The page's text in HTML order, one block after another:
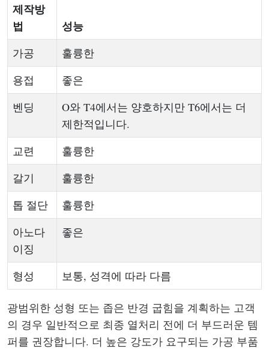
제작방
법
성능
가공
훌륭한
용접
좋은
벤딩
O와 T4에서는 양호하지만 T6에서는 더
제한적입니다.
교련
훌륭한
갈기
훌륭한
톱 절단
훌륭한
아노다
이징
좋은
형성 보통, 성격에 따라 다름
광범위한 성형 또는 좁은 반경 굽힘을 계획하는 고객
의 경우 일반적으로 최종 열처리 전에 더 부드러운 템
퍼를 권장합니다. 더 높은 강도가 요구되는 가공 부품